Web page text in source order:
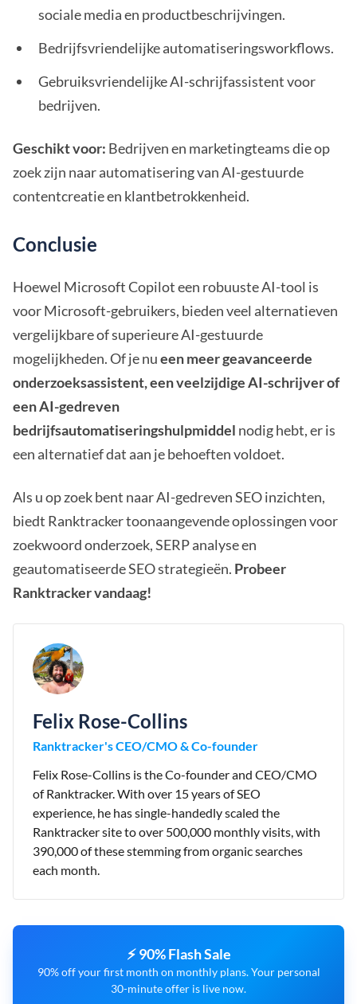
sociale media en productbeschrijvingen.
Bedrijfsvriendelijke automatiseringsworkflows.
Gebruiksvriendelijke AI-schrijfassistent voor
bedrijven.
Geschikt voor: Bedrijven en marketingteams die op
zoek zijn naar automatisering van AI-gestuurde
contentcreatie en klantbetrokkenheid.
Conclusie
Hoewel Microsoft Copilot een robuuste AI-tool is
voor Microsoft-gebruikers, bieden veel alternatieven
vergelijkbare of superieure AI-gestuurde
mogelijkheden. Of je nueen meer geavanceerde
onderzoeksassistent, een veelzijdige AI-schrijver of
een AI-gedreven
bedrijfsautomatiseringshulpmiddel nodig hebt, er is
een alternatief dat aan je behoeften voldoet.
Als u op zoek bent naar AI-gedreven SEO inzichten,
biedt Ranktracker toonaangevende oplossingen voor
zoekwoord onderzoek, SERP analyse en
geautomatiseerde SEO strategieën. Probeer
Ranktracker vandaag!
Felix Rose-Collins
Ranktracker's CEO/CMO & Co-founder
Felix Rose-Collins is the Co-founder and CEO/CMO
of Ranktracker. With over 15 years of SEO
experience, he has single-handedly scaled the
Ranktracker site to over 500,000 monthly visits, with
390,000 of these stemming from organic searches
each month.
⚡ 90% Flash Sale
90% off your first month on monthly plans. Your personal
30-minute offer is live now.